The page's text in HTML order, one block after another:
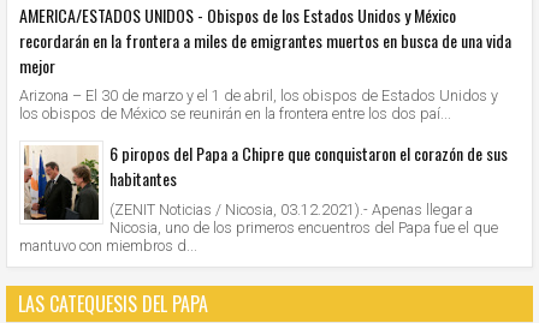
AMERICA/ESTADOS UNIDOS - Obispos de los Estados Unidos y México
recordarán en la frontera a miles de emigrantes muertos en busca de una vida
mejor
Arizona – El 30 de marzo y el 1 de abril, los obispos de Estados Unidos y
los obispos de México se reunirán en la frontera entre los dos paí...
6 piropos del Papa a Chipre que conquistaron el corazón de sus
habitantes
(ZENIT Noticias / Nicosia, 03.12.2021).- Apenas llegar a
Nicosia, uno de los primeros encuentros del Papa fue el que
mantuvo con miembros d...
LAS CATEQUESIS DEL PAPA